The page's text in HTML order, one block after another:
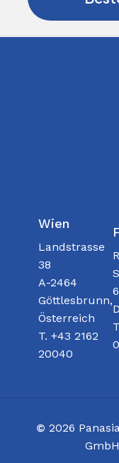
Wien
Landstrasse
38
A-2464
Göttlesbrunn,
Österreich
T. +43 2162
20040
0
© 2026
GmbH